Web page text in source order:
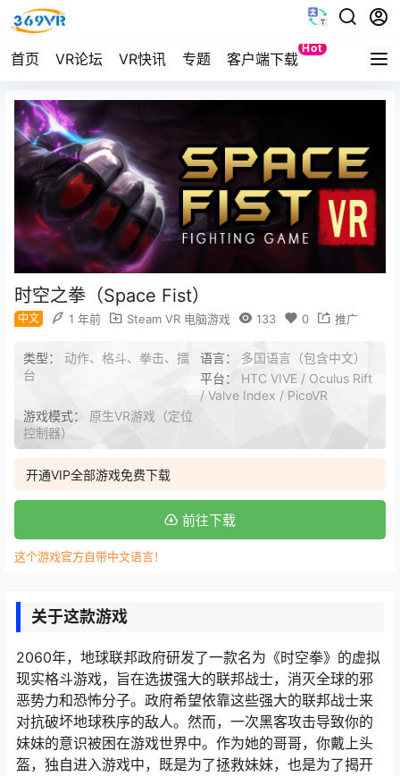
首页 VR论坛 VR快讯 专题 客户端下载
Hot
Quest
时空之拳（Space Fist）
中文 1 年前 Steam VR 电脑游戏 133 0 推广
类型： 动作、格斗、拳击、擂
台
语言： 多国语言（包含中文）
平台： HTC VIVE / Oculus Rift
/ Valve Index / PicoVR
游戏模式： 原生VR游戏（定位
控制器）
开通VIP全部游戏免费下载
前往下载
这个游戏官方自带中文语言！
关于这款游戏
2060年，地球联邦政府研发了一款名为《时空拳》的虚拟
现实格斗游戏，旨在选拔强大的联邦战士，消灭全球的邪
恶势力和恐怖分子。政府希望依靠这些强大的联邦战士来
对抗破坏地球秩序的敌人。然而，一次黑客攻击导致你的
妹妹的意识被困在游戏世界中。作为她的哥哥，你戴上头
盔，独自进入游戏中，既是为了拯救妹妹，也是为了揭开